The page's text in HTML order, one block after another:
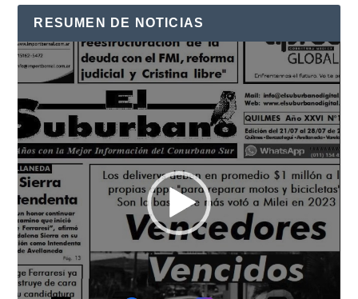
RESUMEN DE NOTICIAS
Reproductor
de
vídeo